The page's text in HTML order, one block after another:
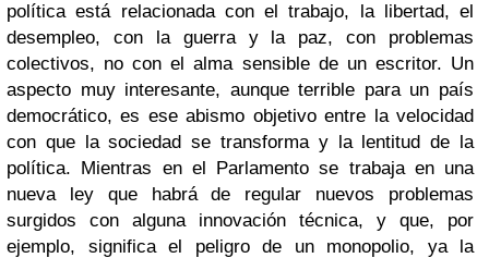
política está relacionada con el trabajo, la libertad, el
desempleo, con la guerra y la paz, con problemas
colectivos, no con el alma sensible de un escritor. Un
aspecto muy interesante, aunque terrible para un país
democrático, es ese abismo objetivo entre la velocidad
con que la sociedad se transforma y la lentitud de la
política. Mientras en el Parlamento se trabaja en una
nueva ley que habrá de regular nuevos problemas
surgidos con alguna innovación técnica, y que, por
ejemplo, significa el peligro de un monopolio, ya la